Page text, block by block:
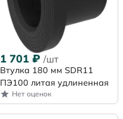
1 701 ₽ /шт
Втулка 180 мм SDR11
ПЭ100 литая удлиненная
Нет оценок